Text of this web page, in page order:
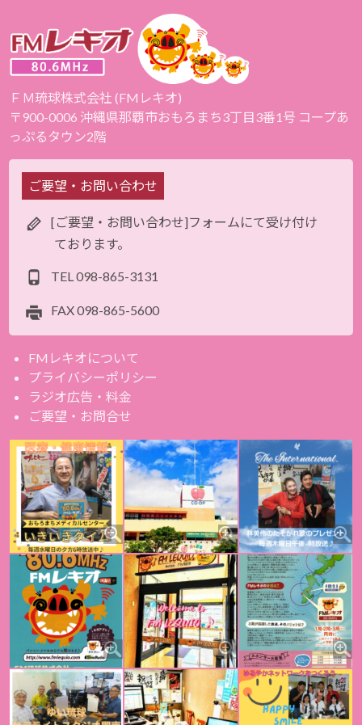
ＦＭ琉球株式会社 (FMレキオ)
〒900-0006 沖縄県那覇市おもろまち3丁目3番1号 コープあ
っぷるタウン2階
ご要望・お問い合わせ
[ご要望・お問い合わせ]フォームにて受け付け
ております。
TEL 098-865-3131
FAX098-865-5600
FMレキオについて
プライバシーポリシー
ラジオ広告・料金
ご要望・お問合せ